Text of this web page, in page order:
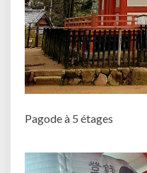
Pagode à 5 étages